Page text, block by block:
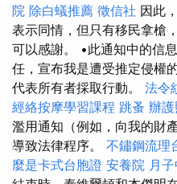
院 除白蟻推薦 徵信社 因此
表示同情，但只有移民拿槍
可以感謝。 •此通知中的信
任，宣布我是遭受推定侵權
代表所有者採取行動。 法令
經絡按摩學習課程 跳蚤 辦
濫用通知（例如，向我的財
導致法律程序。 不鏽鋼流理
麼是卡式台胞證 安養院 月